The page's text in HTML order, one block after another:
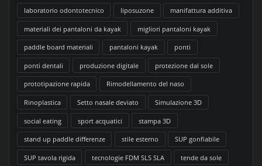
laboratorio odontotecnico liposuzone manifattura additiva
materiali dei pantaloni da kayak migliori pantaloni kayak
paddle board materiali pantaloni kayak ponti
ponti dentali produzione digitale protezione dal sole
prototipazione rapida Rimodellamento del naso
Rinoplastica Setto nasale deviato Simulazione 3D
social eating sport acquatici stampa 3D
stand up paddle differenze stile esterno SUP gonfiabile
SUP tavola rigida tecnologie FDM SLS SLA tende da sole